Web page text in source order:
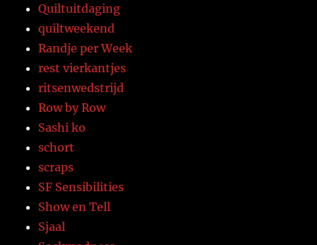
Quiltuitdaging
quiltweekend
Randje per Week
rest vierkantjes
ritsenwedstrijd
Row by Row
Sashi ko
schort
scraps
SF Sensibilities
Show en Tell
Sjaal